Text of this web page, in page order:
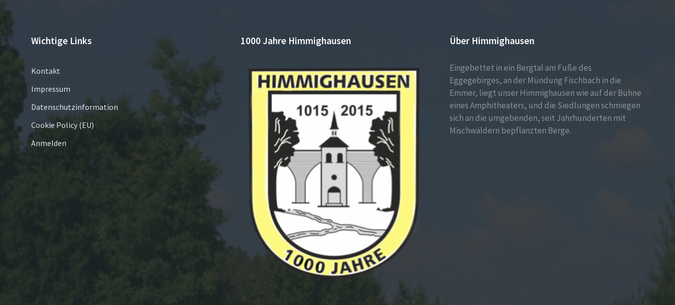
Wichtige Links
Kontakt
Impressum
Datenschutzinformation
Cookie Policy (EU)
Anmelden
1000 Jahre Himmighausen Über Himmighausen
Eingebettet in ein Bergtal am Fuße des
Eggegebirges, an der Mündung Fischbach in die
Emmer, liegt unser Himmighausen wie auf der Bühne
eines Amphitheaters, und die Siedlungen schmiegen
sich an die umgebenden, seit Jahrhunderten mit
Mischwäldern bepflanzten Berge.